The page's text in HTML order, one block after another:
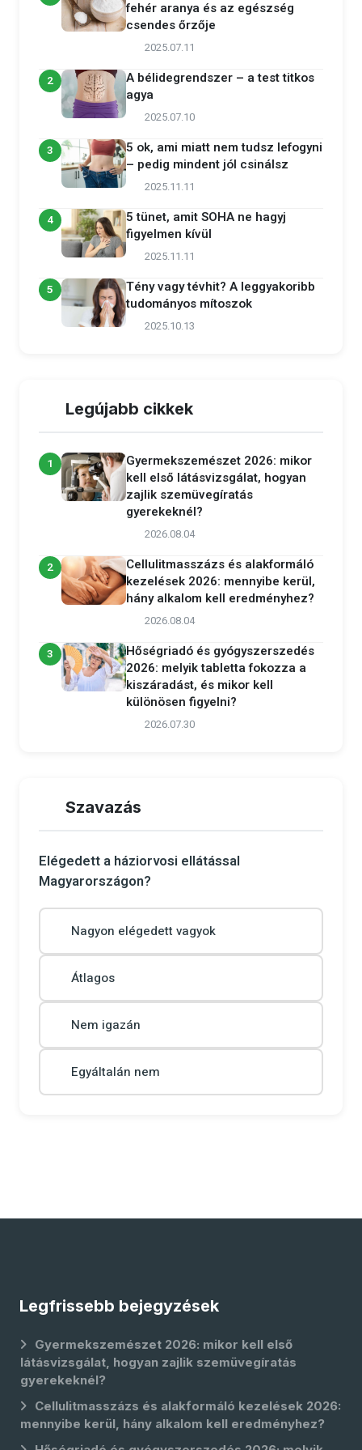
fehér aranya és az egészség
csendes őrzője
2025.07.11
2
A bélidegrendszer – a test titkos
agya
2025.07.10
3
5 ok, ami miatt nem tudsz lefogyni
– pedig mindent jól csinálsz
2025.11.11
4
5 tünet, amit SOHA ne hagyj
figyelmen kívül
2025.11.11
5
Tény vagy tévhit? A leggyakoribb
tudományos mítoszok
2025.10.13
Legújabb cikkek
1
Gyermekszemészet 2026: mikor
kell első látásvizsgálat, hogyan
zajlik szemüvegíratás
gyerekeknél?
2026.08.04
2
Cellulitmasszázs és alakformáló
kezelések 2026: mennyibe kerül,
hány alkalom kell eredményhez?
2026.08.04
3
Hőségriadó és gyógyszerszedés
2026: melyik tabletta fokozza a
kiszáradást, és mikor kell
különösen figyelni?
2026.07.30
Szavazás
Elégedett a háziorvosi ellátással
Magyarországon?
Nagyon elégedett vagyok
Átlagos
Nem igazán
Egyáltalán nem
Legfrissebb bejegyzések
Gyermekszemészet 2026: mikor kell első
látásvizsgálat, hogyan zajlik szemüvegíratás
gyerekeknél?
Cellulitmasszázs és alakformáló kezelések 2026:
mennyibe kerül, hány alkalom kell eredményhez?